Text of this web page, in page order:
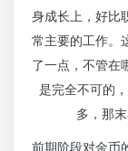
身成长上，好比
常主要的工作。
了一点，不管在
是完全不可的
多，那
前期阶段对金币